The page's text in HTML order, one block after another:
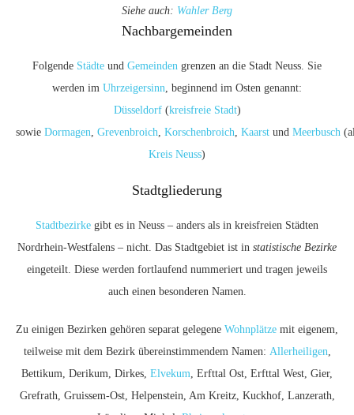
Siehe auch: Wahler Berg
Nachbargemeinden
Folgende Städte und Gemeinden grenzen an die Stadt Neuss. Sie
werden im Uhrzeigersinn , beginnend im Osten genannt:
Düsseldorf(kreisfreie Stadt)
sowie Dormagen Grevenbroich Korschenbroich Kaarst und Meerbusch
Kreis Neuss)
Stadtgliederung
Stadtbezirke gibt es in Neuss – anders als in kreisfreien Städten
Nordrhein-Westfalens – nicht. Das Stadtgebiet ist in statistische Bezirke
eingeteilt. Diese werden fortlaufend nummeriert und tragen jeweils
auch einen besonderen Namen.
Zu einigen Bezirken gehören separat gelegene Wohnplätze mit eigenem,
teilweise mit dem Bezirk übereinstimmendem Namen: Allerheiligen
Bettikum, Derikum, Dirkes, Elvekum , Erfttal Ost, Erfttal West, Gier,
Grefrath, Gruissem-Ost, Helpenstein, Am Kreitz, Kuckhof, Lanzerath,